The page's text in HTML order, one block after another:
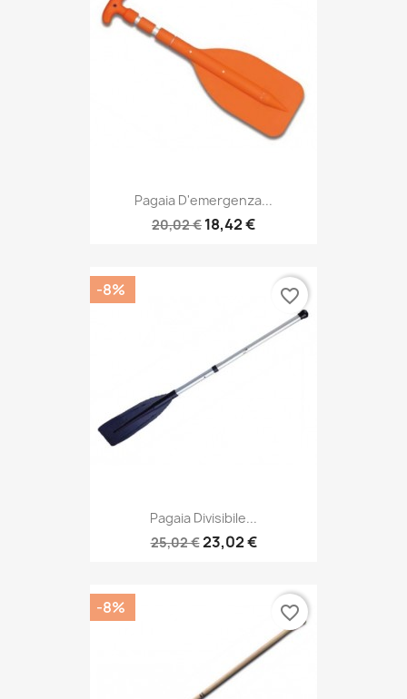
Pagaia D'emergenza...
20,02 € 18,42 €
Pagaia Divisibile...
25,02 €23,02 €
-8% favorite_border
-8% favorite_border